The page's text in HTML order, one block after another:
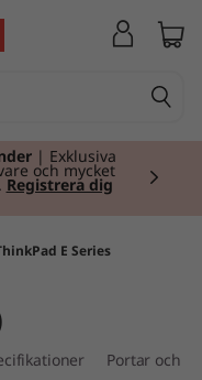
| Exklusiva
och mycket
Registrera dig
E Series
Portar och